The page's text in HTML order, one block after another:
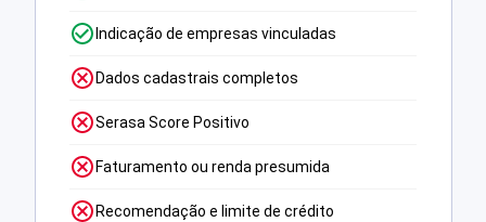
Indicação de empresas vinculadas
Dados cadastrais completos
Serasa Score Positivo
Faturamento ou renda presumida
Recomendação e limite de crédito